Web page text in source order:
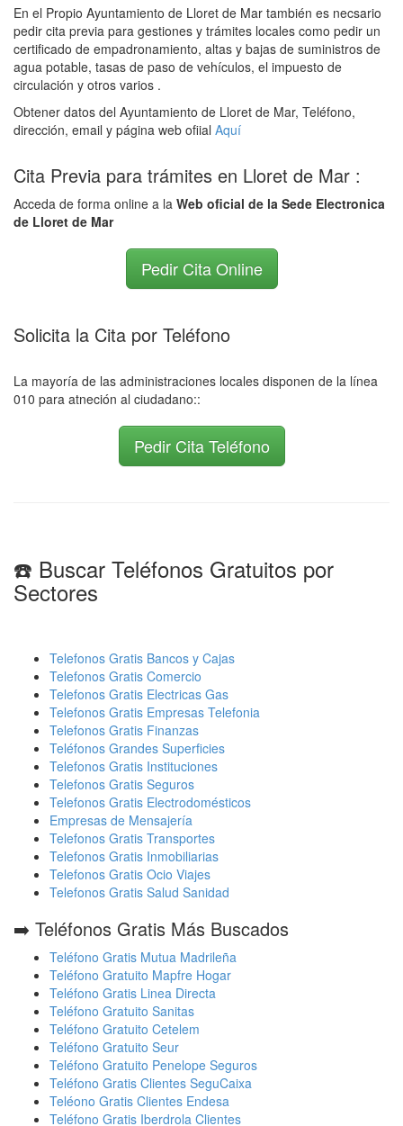
En el Propio Ayuntamiento de Lloret de Mar también es necsario
pedir cita previa para gestiones y trámites locales como pedir un
certificado de empadronamiento, altas y bajas de suministros de
agua potable, tasas de paso de vehículos, el impuesto de
circulación y otros varios .
Obtener datos del Ayuntamiento de Lloret de Mar, Teléfono,
dirección, email y página web ofiial Aquí
Cita Previa para trámites en Lloret de Mar :
Acceda de forma online a la Web oficial de la Sede Electronica
de Lloret de Mar
Pedir Cita Online
Solicita la Cita por Teléfono
La mayoría de las administraciones locales disponen de la línea
010 para atneción al ciudadano::
Pedir Cita Teléfono
☎️ Buscar Teléfonos Gratuitos por
Sectores
Telefonos Gratis Bancos y Cajas
Telefonos Gratis Comercio
Telefonos Gratis Electricas Gas
Telefonos Gratis Empresas Telefonia
Telefonos Gratis Finanzas
Teléfonos Grandes Superficies
Telefonos Gratis Instituciones
Telefonos Gratis Seguros
Telefonos Gratis Electrodomésticos
Empresas de Mensajería
Telefonos Gratis Transportes
Telefonos Gratis Inmobiliarias
Telefonos Gratis Ocio Viajes
Telefonos Gratis Salud Sanidad
➡️ Teléfonos Gratis Más Buscados
Teléfono Gratis Mutua Madrileña
Teléfono Gratuito Mapfre Hogar
Teléfono Gratis Linea Directa
Teléfono Gratuito Sanitas
Teléfono Gratuito Cetelem
Teléfono Gratuito Seur
Teléfono Gratuito Penelope Seguros
Teléfono Gratis Clientes SeguCaixa
Teléono Gratis Clientes Endesa
Teléfono Gratis Iberdrola Clientes